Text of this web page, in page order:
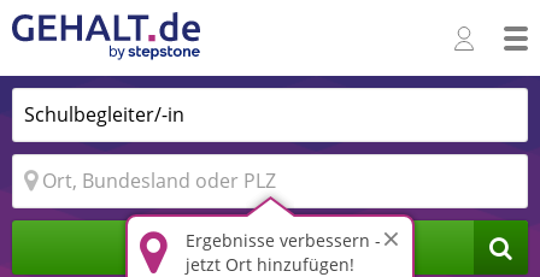
Ergebnisse verbessern -
jetzt Ort hinzufügen!
Jobs finden